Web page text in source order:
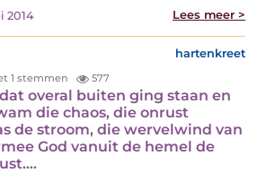
2014 Lees meer >
hartenkreet
1 stemmen 577
overal buiten ging staan en
die chaos, die onrust
de stroom, die wervelwind van
God vanuit de hemel de